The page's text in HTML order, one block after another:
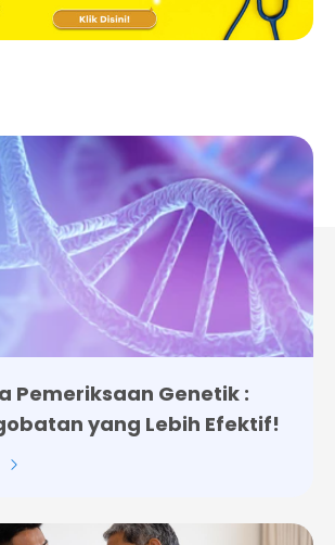
Pemeriksaan Genetik :
yang Lebih Efektif!